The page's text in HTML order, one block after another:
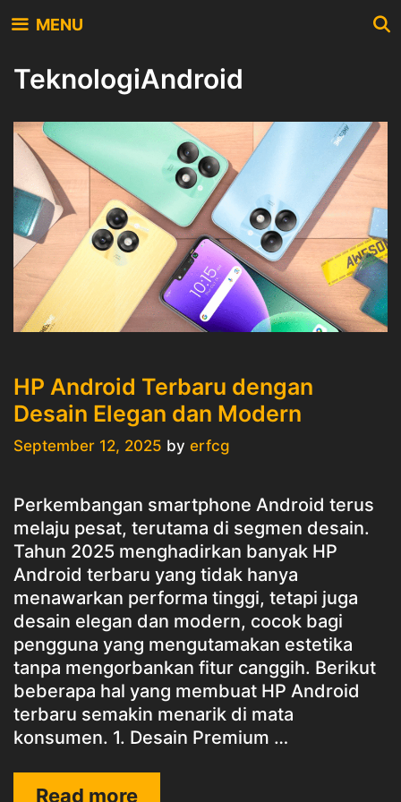
to
MENU
TeknologiAndroid
HP Android Terbaru dengan
Desain Elegan dan Modern
September 12, 2025 by erfcg
Perkembangan smartphone Android terus
melaju pesat, terutama di segmen desain.
Tahun 2025 menghadirkan banyak HP
Android terbaru yang tidak hanya
menawarkan performa tinggi, tetapi juga
desain elegan dan modern, cocok bagi
pengguna yang mengutamakan estetika
tanpa mengorbankan fitur canggih. Berikut
beberapa hal yang membuat HP Android
terbaru semakin menarik di mata
konsumen. 1. Desain Premium …
Read moreHP